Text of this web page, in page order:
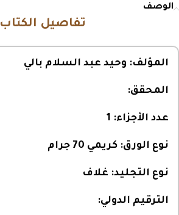
الوصف
تفاصيل الكتاب
المؤلف: وحيد عبد السلام بالي
المحقق:
عدد الأجزاء:
نوع الورق: كريمي 70 جرام
نوع التجليد: غلاف
الترقيم الدولي: